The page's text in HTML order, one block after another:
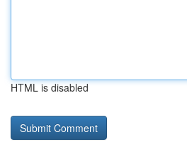
HTML is disabled